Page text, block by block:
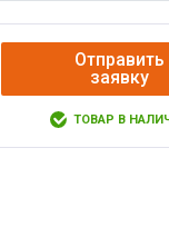
Отправить
заявку
ТОВАР В